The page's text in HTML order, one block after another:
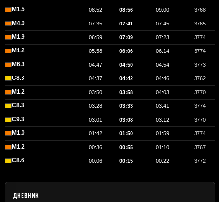
M1.5 08:52 08:56 09:00 3768
M4.0 07:35 07:41 07:45 3765
M1.9 06:59 07:09 07:23 3774
M1.2 05:58 06:06 06:14 3774
M6.3 04:47 04:50 04:54 3773
C8.3 04:37 04:42 04:46 3762
M1.2 03:50 03:58 04:03 3770
C8.3 03:28 03:33 03:41 3774
C9.3 03:01 03:08 03:12 3770
M1.0 01:42 01:50 01:59 3774
M1.2 00:36 00:55 01:10 3767
C8.6 00:06 00:15 00:22 3772
ДНЕВНИК